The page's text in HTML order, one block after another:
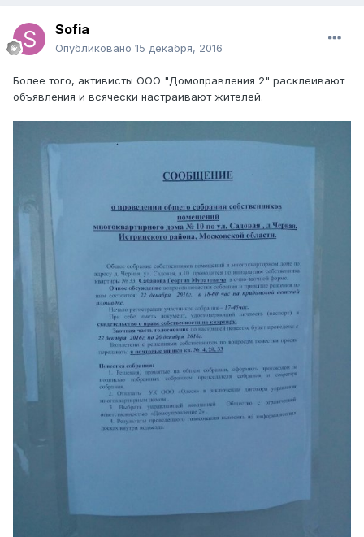
Sofia
Опубликовано 15 декабря, 2016
Более того, активисты ООО "Домоправления 2" расклеивают
объявления и всячески настраивают жителей.